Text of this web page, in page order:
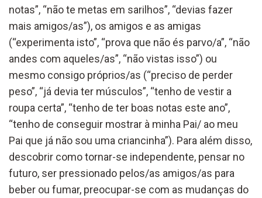
notas”, “não te metas em sarilhos”, “devias fazer
mais amigos/as”), os amigos e as amigas
(“experimenta isto”, “prova que não és parvo/a”, “não
andes com aqueles/as”, “não vistas isso”) ou
mesmo consigo próprios/as (“preciso de perder
peso”, “já devia ter músculos”, “tenho de vestir a
roupa certa”, “tenho de ter boas notas este ano”,
“tenho de conseguir mostrar à minha Pai/ ao meu
Pai que já não sou uma criancinha”). Para além disso,
descobrir como tornar-se independente, pensar no
futuro, ser pressionado pelos/as amigos/as para
beber ou fumar, preocupar-se com as mudanças do